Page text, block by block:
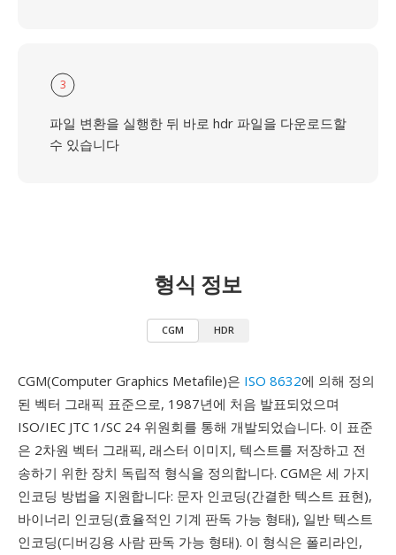
3
파일 변환을 실행한 뒤 바로 hdr 파일을 다운로드할
수 있습니다
형식 정보
CGM HDR
CGM(Computer Graphics Metafile)은 ISO 8632에 의해 정의
된 벡터 그래픽 표준으로, 1987년에 처음 발표되었으며
ISO/IEC JTC 1/SC 24 위원회를 통해 개발되었습니다. 이 표준
은 2차원 벡터 그래픽, 래스터 이미지, 텍스트를 저장하고 전
송하기 위한 장치 독립적 형식을 정의합니다. CGM은 세 가지
인코딩 방법을 지원합니다: 문자 인코딩(간결한 텍스트 표현),
바이너리 인코딩(효율적인 기계 판독 가능 형태), 일반 텍스트
인코딩(디버깅용 사람 판독 가능 형태). 이 형식은 폴리라인,